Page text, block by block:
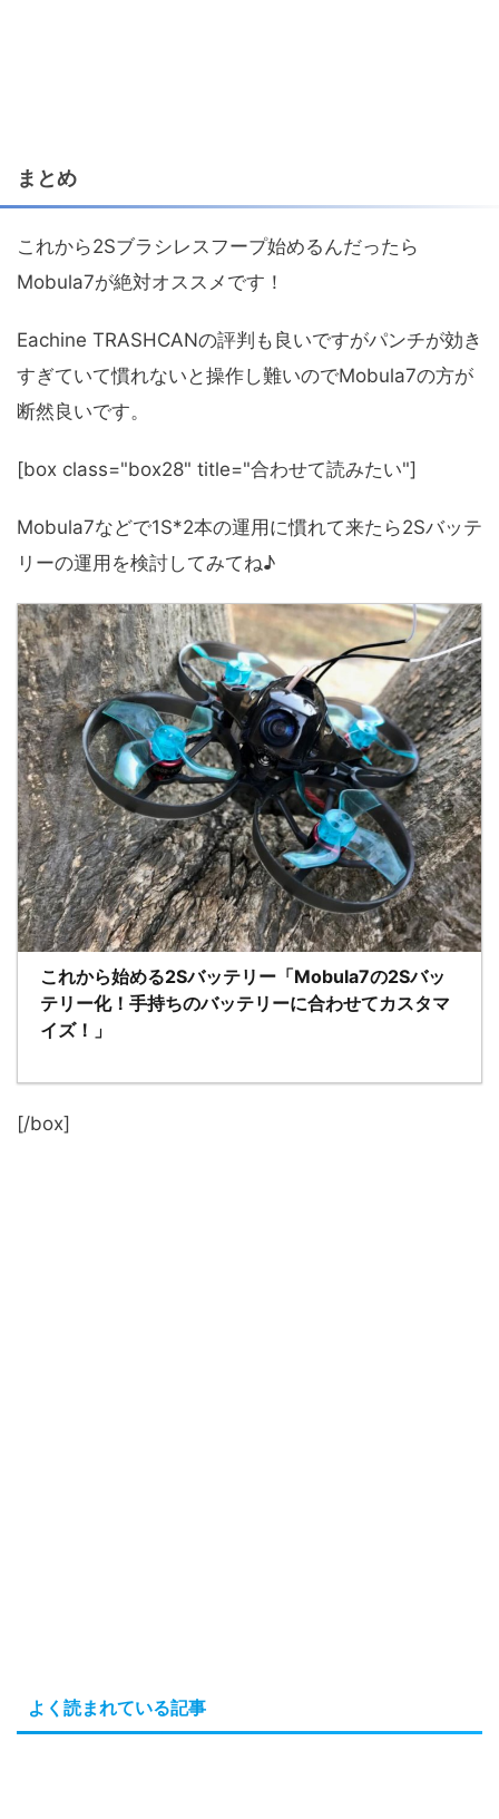
まとめ
これから2Sブラシレスフープ始めるんだったら
Mobula7が絶対オススメです！
Eachine TRASHCANの評判も良いですがパンチが効き
すぎていて慣れないと操作し難いのでMobula7の方が
断然良いです。
[box class="box28" title="合わせて読みたい"]
Mobula7などで1S*2本の運用に慣れて来たら2Sバッテ
リーの運用を検討してみてね♪
これから始める2Sバッテリー「Mobula7の2Sバッ
テリー化！手持ちのバッテリーに合わせてカスタマ
イズ！」
[/box]
よく読まれている記事